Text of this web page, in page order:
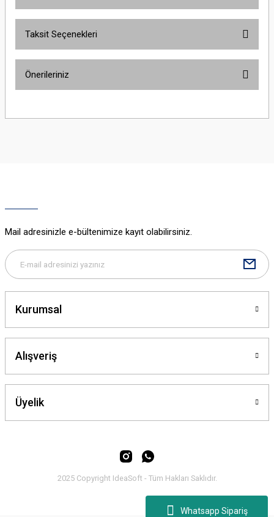
Whatsapp Sipariş
Taksit Seçenekleri
Önerileriniz
yetersiz gördüğünüz noktaları öneri formunu kullanarak tarafımıza
Bu ürüne benzer farklı alternatifler olmalı.
Mail adresinizle e-bültenimize kayıt olabilirsiniz.
Kurumsal
Alışveriş
Üyelik
2025 Copyright IdeaSoft - Tüm Hakları Saklıdır.